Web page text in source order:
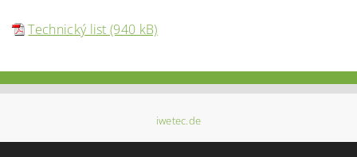
Technický list (940 kB)
iwetec.de